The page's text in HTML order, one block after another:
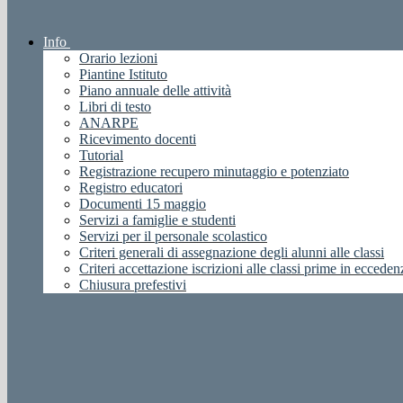
Info
Orario lezioni
Piantine Istituto
Piano annuale delle attività
Libri di testo
ANARPE
Ricevimento docenti
Tutorial
Registrazione recupero minutaggio e potenziato
Registro educatori
Documenti 15 maggio
Servizi a famiglie e studenti
Servizi per il personale scolastico
Criteri generali di assegnazione degli alunni alle classi
Criteri accettazione iscrizioni alle classi prime in
Chiusura prefestivi